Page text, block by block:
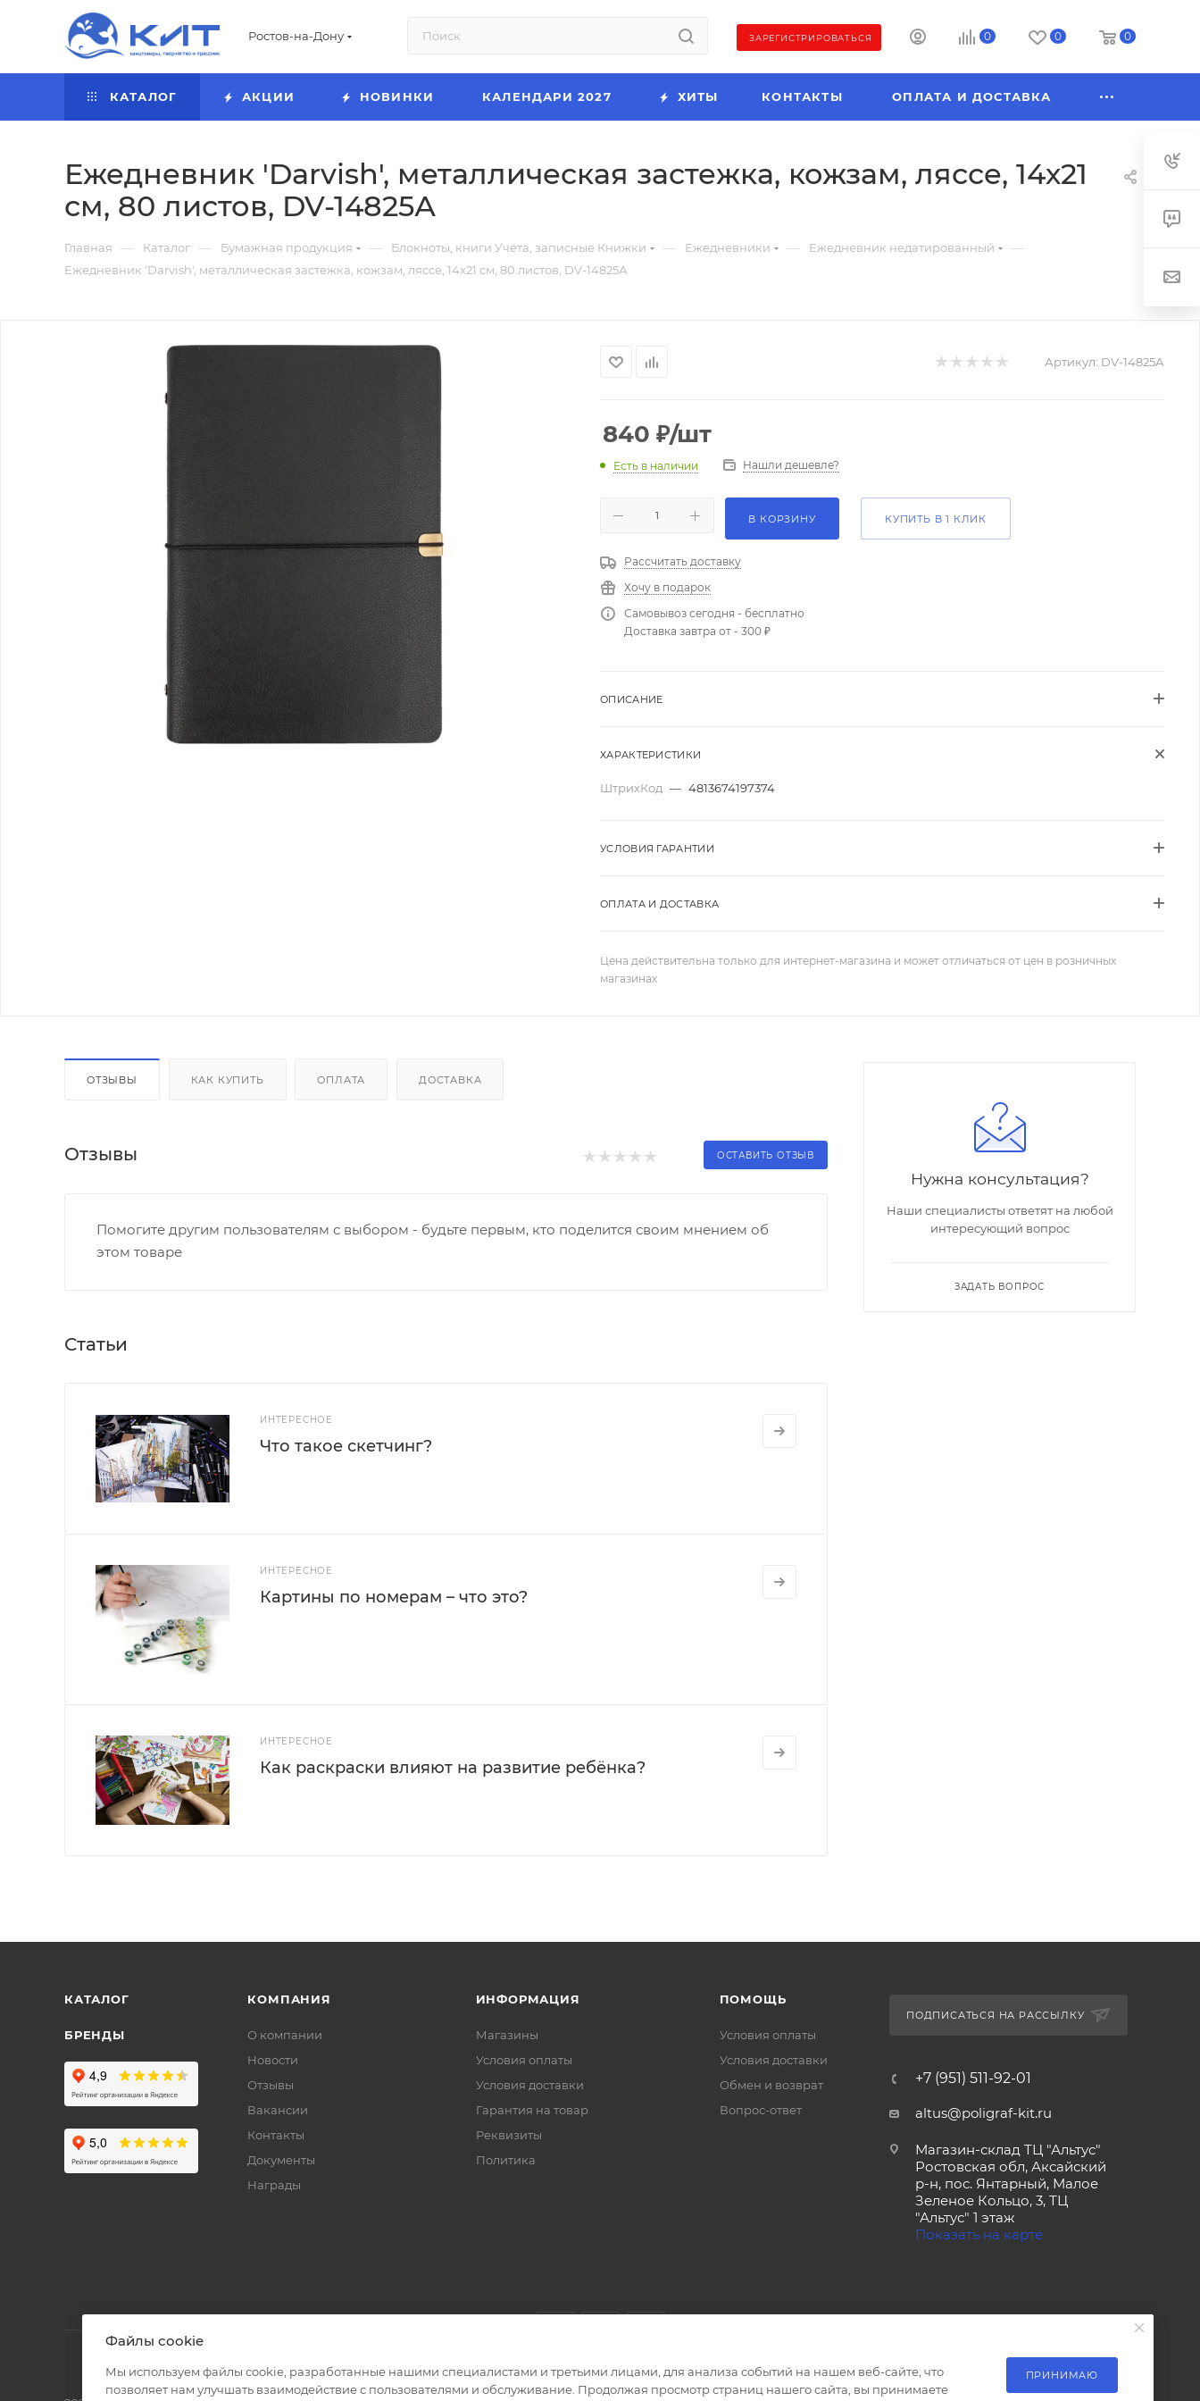
Ростов-на-Дону ЗАРЕГИСТРИРОВАТЬСЯ 0 0 0
КАТАЛОГ АКЦИИ НОВИНКИ КАЛЕНДАРИ 2027 ХИТЫ КОНТАКТЫ ОПЛАТА И ДОСТАВКА
Ежедневник 'Darvish', металлическая застежка, кожзам, ляссе, 14х21
см, 80 листов, DV-14825А
Главная — Каталог — Бумажная продукция — Блокноты, книги Учёта, записные Книжки — Ежедневники — Ежедневник недатированный —
Ежедневник 'Darvish', металлическая застежка, кожзам, ляссе, 14х21 см, 80 листов, DV-14825А
Артикул: DV-14825А
840 ₽/шт
Есть в наличии Нашли дешевле?
В КОРЗИНУ КУПИТЬ В 1 КЛИК
Рассчитать доставку
Хочу в подарок
Самовывоз сегодня - бесплатно
Доставка завтра от - 300 ₽
ОПИСАНИЕ
ХАРАКТЕРИСТИКИ
ШтрихКод — 4813674197374
УСЛОВИЯ ГАРАНТИИ
ОПЛАТА И ДОСТАВКА
Цена действительна только для интернет-магазина и может отличаться от цен в розничных
магазинах
ОТЗЫВЫ КАК КУПИТЬ ОПЛАТА ДОСТАВКА
Отзывы ОСТАВИТЬ ОТЗЫВ
Помогите другим пользователям с выбором - будьте первым, кто поделится своим мнением об
этом товаре
Статьи
ИНТЕРЕСНОЕ
Что такое скетчинг?
ИНТЕРЕСНОЕ
Картины по номерам – что это?
ИНТЕРЕСНОЕ
Как раскраски влияют на развитие ребёнка?
Нужна консультация?
Наши специалисты ответят на любой
интересующий вопрос
ЗАДАТЬ ВОПРОС
КАТАЛОГ
БРЕНДЫ
КОМПАНИЯ
О компании
Новости
Отзывы
Вакансии
Контакты
Документы
Награды
ИНФОРМАЦИЯ
Магазины
Условия оплаты
Условия доставки
Гарантия на товар
Реквизиты
Политика
ПОМОЩЬ
Условия оплаты
Условия доставки
Обмен и возврат
Вопрос-ответ
ПОДПИСАТЬСЯ НА РАССЫЛКУ
+7 (951) 511-92-01
altus@poligraf-kit.ru
Магазин-склад ТЦ "Альтус"
Ростовская обл, Аксайский
р-н, пос. Янтарный, Малое
Зеленое Кольцо, 3, ТЦ
"Альтус" 1 этаж
Показать на карте
Файлы cookie
Мы используем файлы cookie, разработанные нашими специалистами и третьими лицами, для анализа событий на нашем веб-сайте, что
позволяет нам улучшать взаимодействие с пользователями и обслуживание. Продолжая просмотр страниц нашего сайта, вы принимаете
ПРИНИМАЮ